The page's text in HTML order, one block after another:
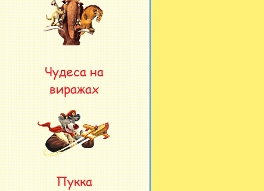
Чудеса на
виражах
Пукка